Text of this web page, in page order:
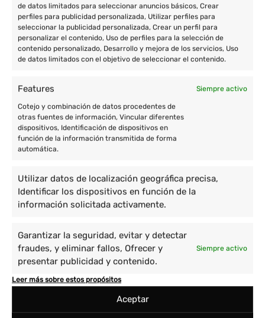
de datos limitados para seleccionar anuncios básicos, Crear
perfiles para publicidad personalizada, Utilizar perfiles para
seleccionar la publicidad personalizada, Crear un perfil para
personalizar el contenido, Uso de perfiles para la selección de
contenido personalizado, Desarrollo y mejora de los servicios, Uso
de datos limitados con el objetivo de seleccionar el contenido.
Features Siempre activo
Cotejo y combinación de datos procedentes de
otras fuentes de información, Vincular diferentes
dispositivos, Identificación de dispositivos en
función de la información transmitida de forma
automática.
Utilizar datos de localización geográfica precisa,
Identificar los dispositivos en función de la
información solicitada activamente.
Garantizar la seguridad, evitar y detectar
fraudes, y eliminar fallos, Ofrecer y
presentar publicidad y contenido.
Siempre activo
Leer más sobre estos propósitos
Aceptar
Enric Prat de la Riba, 77 de Granollers (Barcelona)
+34 933 801 674
Voluntariado en África
Voluntariado en Asia
Voluntario en América
Proyectos
Cuidado de niños y enseñanza
Empoderamiento de la mujer
Sanidad
Viajes Solidarios